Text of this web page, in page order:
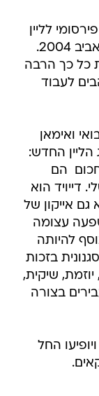
לליין
ביגוד חדש של טומי הילפיגר שיושק באביב 2004.
כל כך הרבה
לעבוד
ואימאן
הליין החדש:
 הם
הוא
גם אייקון של
עצומה
להיותה
בזכות
שיקית,
בצורה
החל